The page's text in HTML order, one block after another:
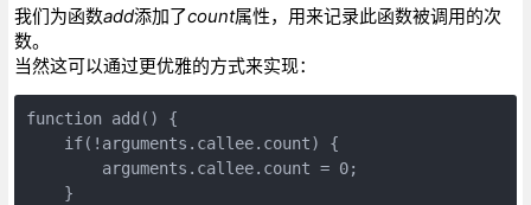
我们为函数add添加了count属性，用来记录此函数被调用的次
数。
当然这可以通过更优雅的方式来实现：
function add() {
    if(!arguments.callee.count) {
        arguments.callee.count = 0;
    }